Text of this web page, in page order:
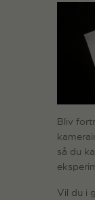
Bliv
så du
Vil du i